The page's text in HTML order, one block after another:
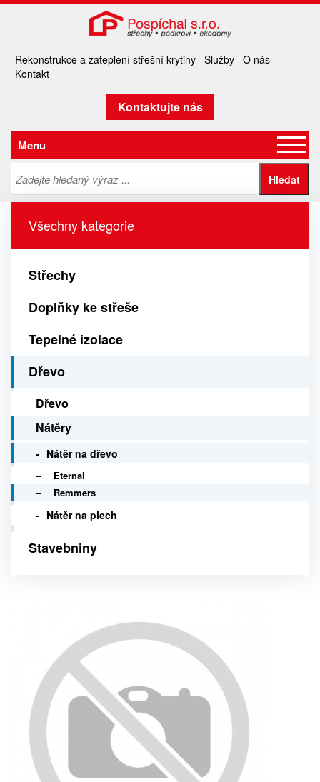
Rekonstrukce a zateplení střešní krytiny Služby O nás
Kontakt
Kontaktujte nás
Menu
Všechny kategorie
Střechy
Doplňky ke střeše
Tepelné izolace
Dřevo
Dřevo
Nátěry
Nátěr na dřevo
Eternal
Remmers
Nátěr na plech
Stavebniny